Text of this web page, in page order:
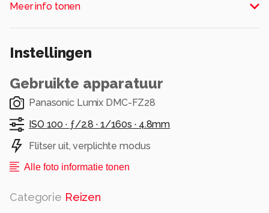
in het water zien..
Meer info tonen
Instellingen
Gebruikte apparatuur
Panasonic Lumix DMC-FZ28
ISO 100 · ƒ/2.8 · 1/160s · 4.8mm
Flitser uit, verplichte modus
Alle foto informatie tonen
Categorie Reizen